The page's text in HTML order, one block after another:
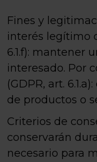
Fines y
interés legítimo
6.1.f): mantener
interesado. Por
(GDPR, art.
de productos o
Criterios de
conservarán
necesario para